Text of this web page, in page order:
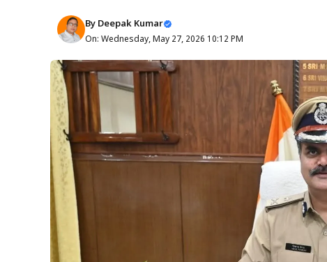
By Deepak Kumar
On: Wednesday, May 27, 2026 10:12 PM